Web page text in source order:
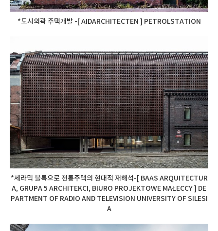
*도시외곽 주택개발 -[ AIDARCHITECTEN ] PETROLSTATION
*세라믹 블록으로 전통주택의 현대적 재해석-[ BAAS ARQUITECTUR
A, GRUPA 5 ARCHITEKCI, BIURO PROJEKTOWE MAŁECCY ] DE
PARTMENT OF RADIO AND TELEVISION UNIVERSITY OF SILESI
A